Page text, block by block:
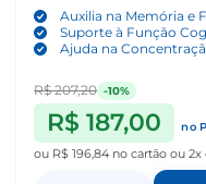
Source Naturals
Auxilia na Memória e
Suporte à Função
Ajuda na
R$ 207,20 -10%
R$ 187,00
no
ou R$ 196,84 no cartãoou2x